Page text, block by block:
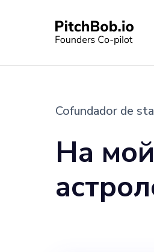
Cofundador de
На